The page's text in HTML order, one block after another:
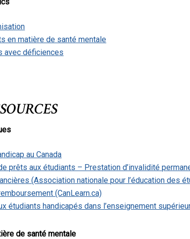
en matière de santé mentale
avec déficiences
au Canada
prêts aux étudiants – Prestation d’invalidité
(Association nationale pour l’éducation des
(CanLearn.ca)
étudiants handicapés dans l’enseignement
de santé mentale